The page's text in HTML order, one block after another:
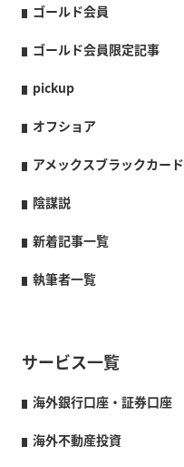
ゴールド会員
ゴールド会員限定記事
pickup
オフショア
アメックスブラックカード
陰謀説
新着記事一覧
執筆者一覧
サービス一覧
海外銀行口座・証券口座
海外不動産投資